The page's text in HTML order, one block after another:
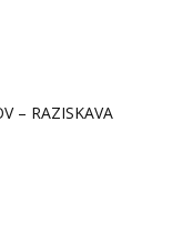
– RAZISKAVA